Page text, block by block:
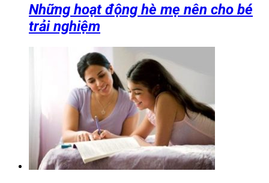
Những hoạt động hè mẹ nên cho bé
trải nghiệm